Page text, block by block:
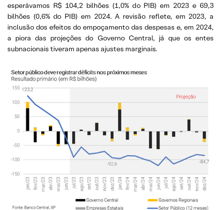
esperávamos R$ 104,2 bilhões (1,0% do PIB) em 2023 e 69,3
bilhões (0,6% do PIB) em 2024. A revisão reflete, em 2023, a
inclusão dos efeitos do empoçamento das despesas e, em 2024,
a piora das projeções do Governo Central, já que os entes
subnacionais tiveram apenas ajustes marginais.